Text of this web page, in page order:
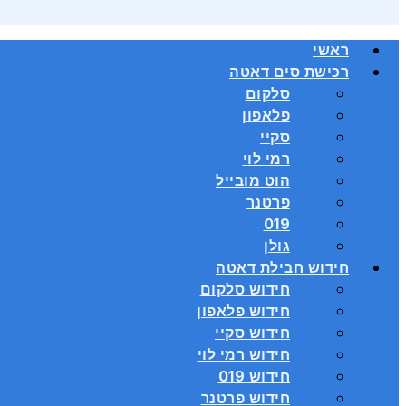
ראשי
רכישת סים דאטה
סלקום
פלאפון
סקיי
רמי לוי
הוט מובייל
פרטנר
019
גולן
חידוש חבילת דאטה
חידוש סלקום
חידוש פלאפון
חידוש סקיי
חידוש רמי לוי
חידוש 019
חידוש פרטנר